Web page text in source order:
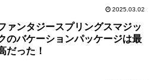
2025.03.02
ァンタジースプリングスマジッ
のバケーションパッケージは最
だった！